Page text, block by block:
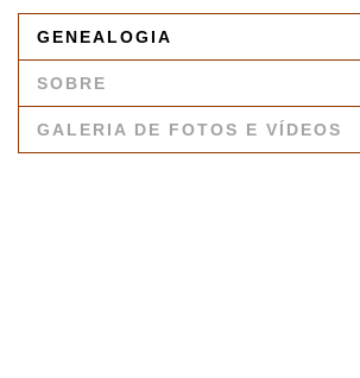
GENEALOGIA
SOBRE
GALERIA DE FOTOS E VÍDEOS